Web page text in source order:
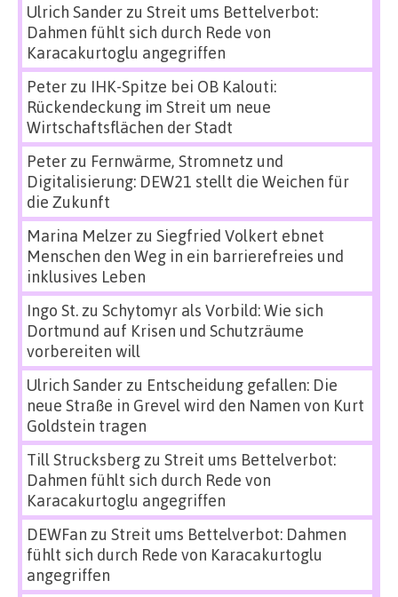
Ulrich Sanderzu Streit ums Bettelverbot:
Dahmen fühlt sich durch Rede von
Karacakurtoglu angegriffen
Peterzu IHK-Spitze bei OB Kalouti:
Rückendeckung im Streit um neue
Wirtschaftsflächen der Stadt
Peterzu Fernwärme, Stromnetz und
Digitalisierung: DEW21 stellt die Weichen für
die Zukunft
Marina Melzerzu Siegfried Volkert ebnet
Menschen den Weg in ein barrierefreies und
inklusives Leben
Ingo St.zu Schytomyr als Vorbild: Wie sich
Dortmund auf Krisen und Schutzräume
vorbereiten will
Ulrich Sanderzu Entscheidung gefallen: Die
neue Straße in Grevel wird den Namen von Kurt
Goldstein tragen
Till Strucksbergzu Streit ums Bettelverbot:
Dahmen fühlt sich durch Rede von
Karacakurtoglu angegriffen
DEWFan zu Streit ums Bettelverbot: Dahmen
fühlt sich durch Rede von Karacakurtoglu
angegriffen